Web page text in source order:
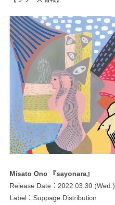
Misato Ono 『sayonara』
Release Date：2022.03.30 (Wed.)
Label：Suppage Distribution